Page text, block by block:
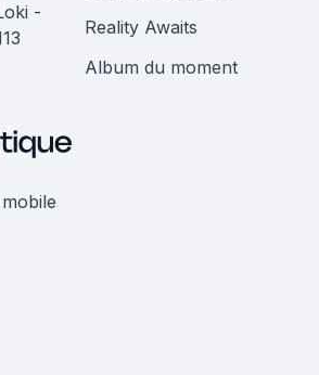
-
Reality Awaits
Album du moment